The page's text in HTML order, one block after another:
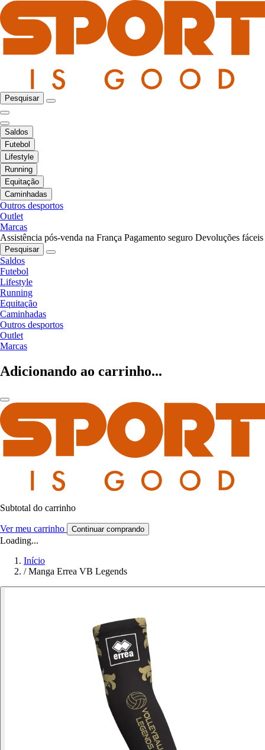
Pesquisar
Saldos
Futebol
Lifestyle
Running
Equitação
Caminhadas
Outros desportos
Outlet
Marcas
Assistência pós-venda na França Pagamento seguro Devoluções fáceis
Pesquisar
Saldos
Futebol
Lifestyle
Running
Equitação
Caminhadas
Outros desportos
Outlet
Marcas
Adicionando ao carrinho...
Subtotal do carrinho
Ver meu carrinho Continuar comprando
Loading...
Início
/ Manga Errea VB Legends